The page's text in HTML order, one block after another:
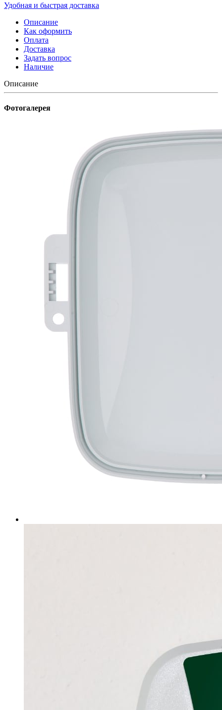
Удобная и быстрая доставка
Описание
Как оформить
Оплата
Доставка
Задать вопрос
Наличие
Описание
Фотогалерея